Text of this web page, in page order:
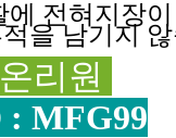
전혀지장이
을 남기지
리원
: MFG99